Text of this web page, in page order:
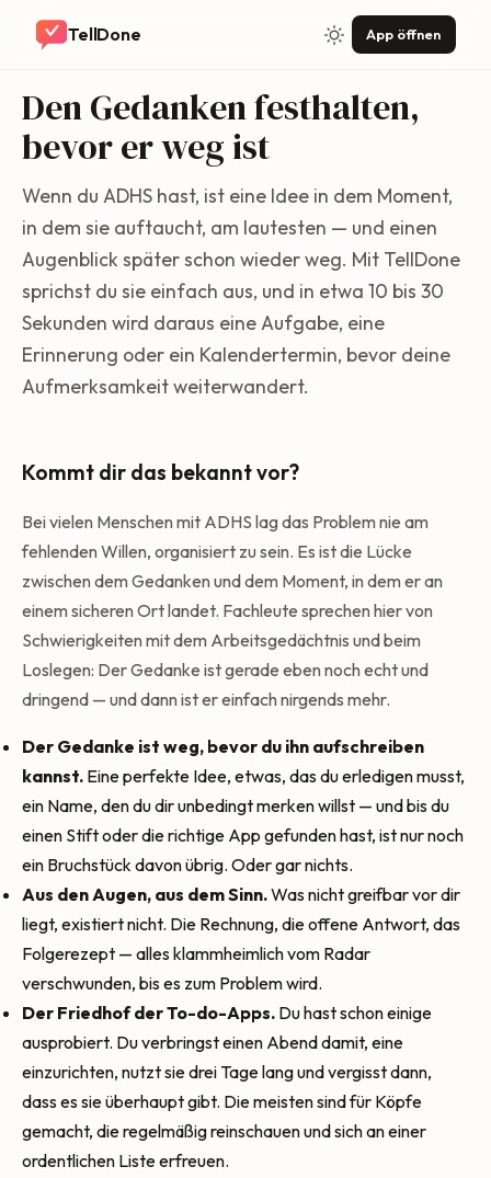
TellDone App öffnen
Den Gedanken festhalten,
bevor er weg ist
Wenn du ADHS hast, ist eine Idee in dem Moment,
in dem sie auftaucht, am lautesten — und einen
Augenblick später schon wieder weg. Mit TellDone
sprichst du sie einfach aus, und in etwa 10 bis 30
Sekunden wird daraus eine Aufgabe, eine
Erinnerung oder ein Kalendertermin, bevor deine
Aufmerksamkeit weiterwandert.
Kommt dir das bekannt vor?
Bei vielen Menschen mit ADHS lag das Problem nie am
fehlenden Willen, organisiert zu sein. Es ist die Lücke
zwischen dem Gedanken und dem Moment, in dem er an
einem sicheren Ort landet. Fachleute sprechen hier von
Schwierigkeiten mit dem Arbeitsgedächtnis und beim
Loslegen: Der Gedanke ist gerade eben noch echt und
dringend — und dann ist er einfach nirgends mehr.
Der Gedanke ist weg, bevor du ihn aufschreiben
kannst. Eine perfekte Idee, etwas, das du erledigen musst,
ein Name, den du dir unbedingt merken willst — und bis du
einen Stift oder die richtige App gefunden hast, ist nur noch
ein Bruchstück davon übrig. Oder gar nichts.
Aus den Augen, aus dem Sinn.Was nicht greifbar vor dir
liegt, existiert nicht. Die Rechnung, die offene Antwort, das
Folgerezept — alles klammheimlich vom Radar
verschwunden, bis es zum Problem wird.
Der Friedhof der To-do-Apps. Du hast schon einige
ausprobiert. Du verbringst einen Abend damit, eine
einzurichten, nutzt sie drei Tage lang und vergisst dann,
dass es sie überhaupt gibt. Die meisten sind für Köpfe
gemacht, die regelmäßig reinschauen und sich an einer
ordentlichen Liste erfreuen.